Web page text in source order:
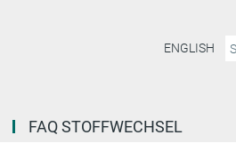
ENGLISH
FAQ STOFFWECHSEL